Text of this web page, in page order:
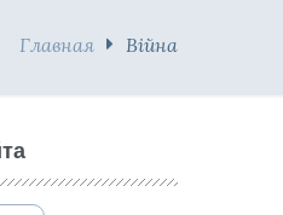
Главная Війна